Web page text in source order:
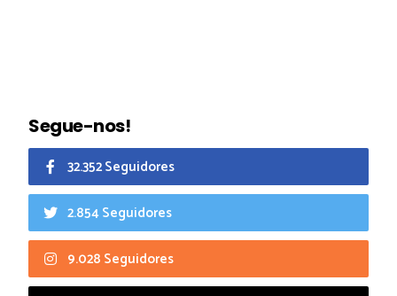
Segue-nos!
32.352 Seguidores
2.854 Seguidores
9.028 Seguidores